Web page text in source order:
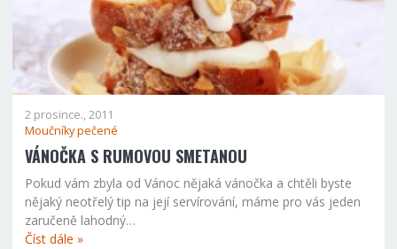
2 prosince., 2011
Moučníky pečené
VÁNOČKA S RUMOVOU SMETANOU
Pokud vám zbyla od Vánoc nějaká vánočka a chtěli byste
nějaký neotřelý tip na její servírování, máme pro vás jeden
zaručeně lahodný…
Číst dále »